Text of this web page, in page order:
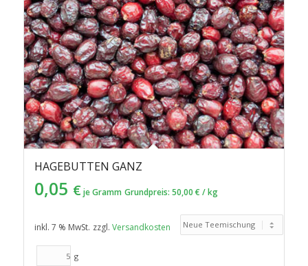
HAGEBUTTEN GANZ
0,05 € je Gramm Grundpreis: 50,00 € /kg
inkl. 7 % MwSt. zzgl. Versandkosten
g